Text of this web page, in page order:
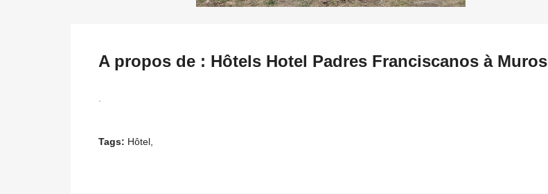
A propos de : Hôtels Hotel Padres Franciscanos à Muros
Tags: Hôtel,